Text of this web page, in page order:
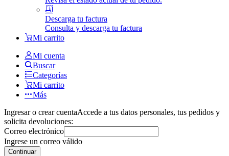
Descarga tu factura
Consulta y descarga tu factura
Mi carrito
Mi cuenta
Buscar
Categorías
Mi carrito
Más
Ingresar o crear cuentaAccede a tus datos personales, tus pedidos y
solicita devoluciones:
Correo electrónico
Ingrese un correo válido
Continuar